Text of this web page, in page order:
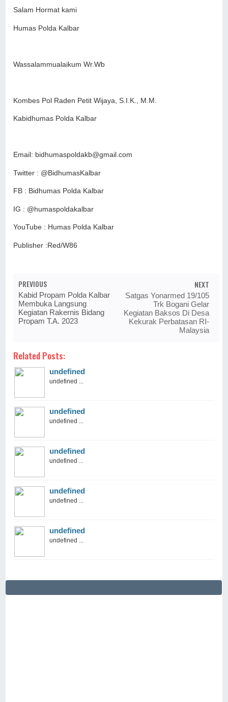
Salam Hormat kami
Humas Polda Kalbar
Wassalammualaikum Wr.Wb
Kombes Pol Raden Petit Wijaya, S.I.K., M.M.
Kabidhumas Polda Kalbar
Email: bidhumaspoldakb@gmail.com
Twitter : @BidhumasKalbar
FB : Bidhumas Polda Kalbar
IG : @humaspoldakalbar
YouTube : Humas Polda Kalbar
Publisher :Red/W86
PREVIOUS
Kabid Propam Polda Kalbar
Membuka Langsung
Kegiatan Rakernis Bidang
Propam T.A. 2023
NEXT
Satgas Yonarmed 19/105
Trk Bogani Gelar
Kegiatan Baksos Di Desa
Kekurak Perbatasan RI-
Malaysia
Related Posts:
undefined
undefined ...
undefined
undefined ...
undefined
undefined ...
undefined
undefined ...
undefined
undefined ...